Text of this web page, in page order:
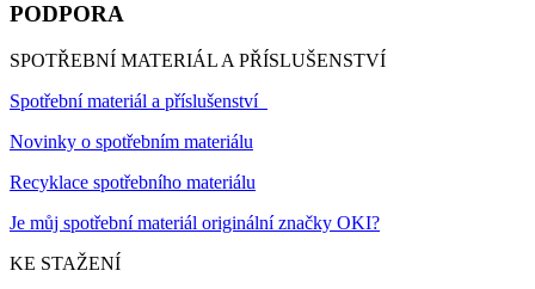
PODPORA
SPOTŘEBNÍ MATERIÁL A PŘÍSLUŠENSTVÍ
Spotřební materiál a příslušenství
Novinky o spotřebním materiálu
Recyklace spotřebního materiálu
Je můj spotřební materiál originální značky OKI?
KE STAŽENÍ